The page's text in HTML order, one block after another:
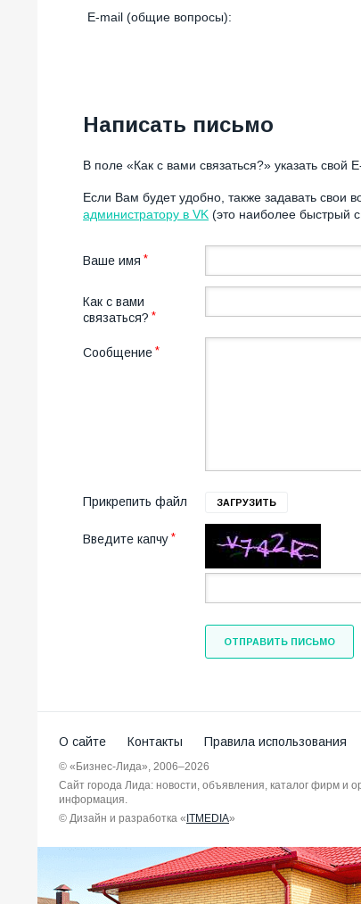
E-mail (общие вопросы):
Написать письмо
В поле «Как с вами связаться?» указать свой
Если Вам будет удобно, также задавать
администратору в VK (это наиболее быстрый
Ваше имя
Как с вами
связаться?
Сообщение
Прикрепить файл ЗАГРУЗИТЬ
Введите капчу
ОТПРАВИТЬ ПИСЬМО
О сайте Контакты Правила использования
© «Бизнес-Лида», 2006–2026
Сайт города Лида: новости, объявления, каталог фирм и
информация.
© Дизайн и разработка «ITMEDIA»